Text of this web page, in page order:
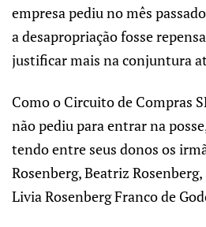
empresa pediu no mês
a desapropriação fosse
justificar mais na conjuntura
Como o Circuito de Compras
não pediu para entrar na
tendo entre seus donos os
Rosenberg, Beatriz
Livia Rosenberg Franco de